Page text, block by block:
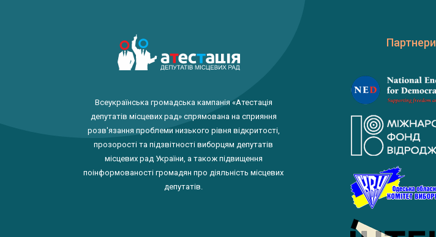
Всеукраїнська громадська кампанія «Атестація
депутатів місцевих рад» спрямована на сприяння
розв'язання проблеми низького рівня відкритості,
прозорості та підзвітності виборцям депутатів
місцевих рад України, а також підвищення
поінформованості громадян про діяльність місцевих
депутатів.
Партнери